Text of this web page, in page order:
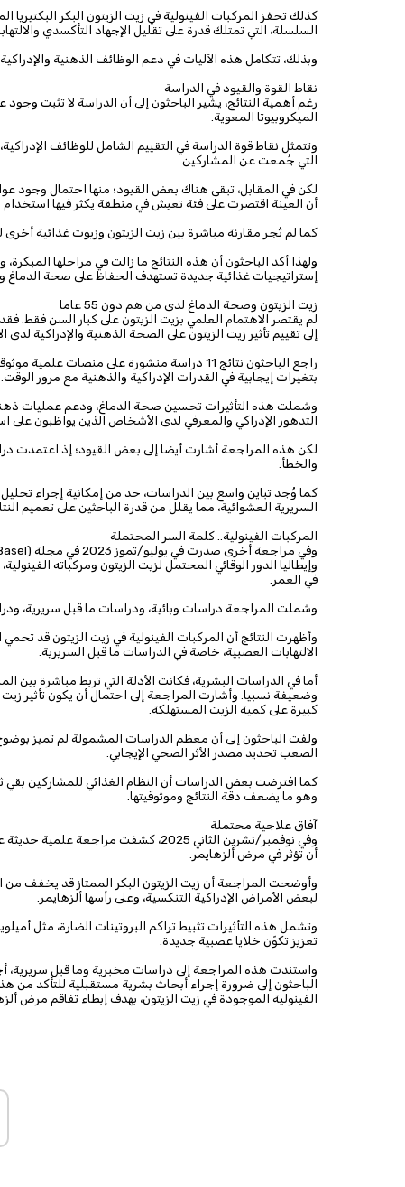
كذلك تحفز المركبات الفينولية في زيت الزيتون البكر
السلسلة، التي تمتلك قدرة على تقليل الإجهاد التأكسدي
وبذلك، تتكامل هذه الآليات في دعم الوظائف الذهنية
نقاط القوة والقيود في الدراسة
رغم أهمية النتائج، يشير الباحثون إلى أن الدراسة لا تثبت
الميكروبيوتا المعوية.
وتتمثل نقاط قوة الدراسة في التقييم الشامل للوظائف
التي جُمعت عن المشاركين.
لكن في المقابل، تبقى هناك بعض القيود؛ منها احتمال وجود
أن العينة اقتصرت على فئة تعيش في منطقة يكثر فيها
كما لم تُجر مقارنة مباشرة بين زيت الزيتون وزيوت غذائية
ولهذا أكد الباحثون أن هذه النتائج ما زالت في مراحلها
إستراتيجيات غذائية جديدة تستهدف الحفاظ على صحة الدماغ
زيت الزيتون وصحة الدماغ لدى من هم دون 55 عاما
إلى تقييم تأثير زيت الزيتون على الصحة الذهنية والإدراكية لدى
بتغيرات إيجابية في القدرات الإدراكية والذهنية مع مرور الوقت.
وشملت هذه التأثيرات تحسين صحة الدماغ، ودعم عمليات ذهنية
التدهور الإدراكي والمعرفي لدى الأشخاص الذين يواظبون على
لكن هذه المراجعة أشارت أيضا إلى بعض القيود؛ إذ اعتمدت
والخطأ.
كما وُجد تباين واسع بين الدراسات، حد من إمكانية إجراء
السريرية العشوائية، مما يقلل من قدرة الباحثين على تعميم
المركبات الفينولية.. كلمة السر المحتملة
وإيطاليا الدور الوقائي المحتمل لزيت الزيتون ومركباته
في العمر.
وشملت المراجعة دراسات وبائية، ودراسات ما قبل سريرية،
وأظهرت النتائج أن المركبات الفينولية في زيت الزيتون قد
الالتهابات العصبية، خاصة في الدراسات ما قبل السريرية.
أما في الدراسات البشرية، فكانت الأدلة التي تربط مباشرة
وضعيفة نسبيا. وأشارت المراجعة إلى احتمال أن يكون تأثير
كبيرة على كمية الزيت المستهلكة.
ولفت الباحثون إلى أن معظم الدراسات المشمولة لم تميز
الصعب تحديد مصدر الأثر الصحي الإيجابي.
كما افترضت بعض الدراسات أن النظام الغذائي للمشاركين بقي
وهو ما يضعف دقة النتائج وموثوقيتها.
آفاق علاجية محتملة
وفي نوفمبر/تشرين الثاني 2025، كشفت
أن تؤثر في مرض ألزهايمر.
وأوضحت المراجعة أن زيت الزيتون البكر الممتاز قد يخفف من
لبعض الأمراض الإدراكية التنكسية، وعلى رأسها ألزهايمر.
وتشمل هذه التأثيرات تثبيط تراكم البروتينات الضارة، مثل
تعزيز تكوّن خلايا عصبية جديدة.
الباحثون إلى ضرورة إجراء أبحاث بشرية مستقبلية للتأكد من
الفينولية الموجودة في زيت الزيتون، بهدف إبطاء تفاقم مرض